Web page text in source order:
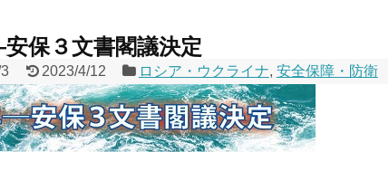
保３文書閣議決定
2023/4/12 ロシア・ウクライナ, 安全保障・防衛